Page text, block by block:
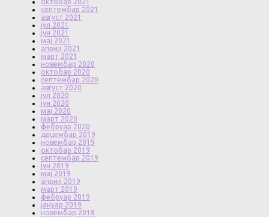
септембар 2021
август 2021
јул 2021
јун 2021
мај 2021
април 2021
март 2021
новембар 2020
октобар 2020
септембар 2020
август 2020
јул 2020
јун 2020
мај 2020
март 2020
фебруар 2020
децембар 2019
новембар 2019
октобар 2019
септембар 2019
јун 2019
мај 2019
април 2019
март 2019
фебруар 2019
јануар 2019
новембар 2018